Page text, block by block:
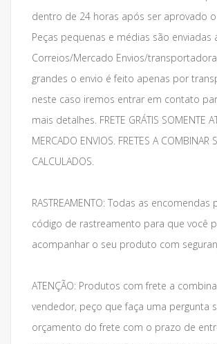
dentro de 24 horas após ser aprovado
Peças pequenas e médias são enviadas
Correios/Mercado Envios/
grandes o envio é feito apenas por
neste caso iremos entrar em contato
mais detalhes. FRETE GRÁTIS SOMENTE
MERCADO ENVIOS. FRETES A COMBINAR
CALCULADOS.
RASTREAMENTO: Todas as encomendas
código de rastreamento para que você
acompanhar o seu produto com
ATENÇÃO: Produtos com frete a
vendedor, peço que faça uma pergunta
orçamento do frete com o prazo de